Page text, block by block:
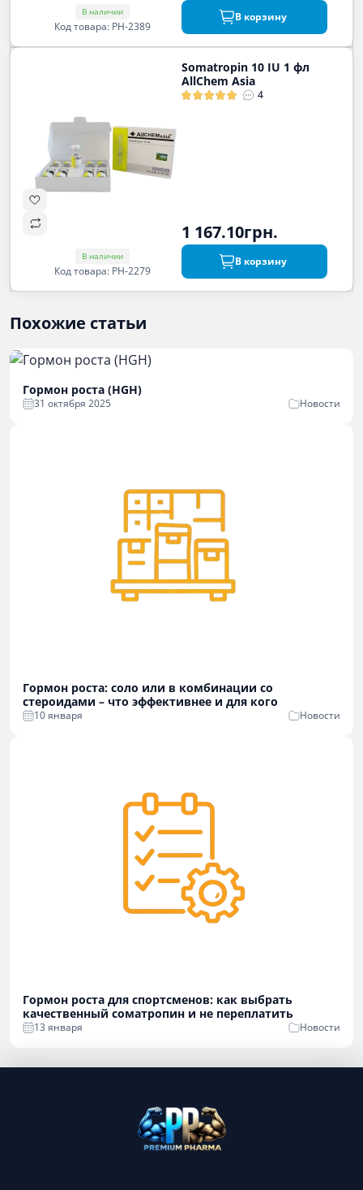
В наличии
Код товара: PH-2389
В корзину
В наличии
Код товара: PH-2279
Somatropin 10 IU 1 фл
AllChem Asia
4
1 167.10грн.
В корзину
Похожие статьи
Гормон роста (HGH)
31 октября 2025 Новости
Гормон роста: соло или в комбинации со
стероидами – что эффективнее и для кого
10 января Новости
Гормон роста для спортсменов: как выбрать
качественный соматропин и не переплатить
13 января Новости